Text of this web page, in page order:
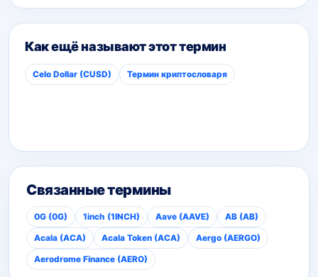
Как ещё называют этот термин
Celo Dollar (CUSD) Термин криптословаря
Связанные термины
0G (0G) 1inch (1INCH) Aave (AAVE) AB (AB)
Acala (ACA) Acala Token (ACA) Aergo (AERGO)
Aerodrome Finance (AERO)